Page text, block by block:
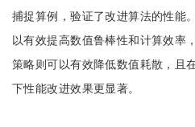
捕捉算例，验证了改进算法的性能
以有效提高数值鲁棒性和计算效率
策略则可以有效降低数值耗散，且
下性能改进效果更显著。